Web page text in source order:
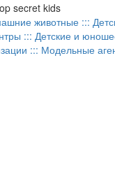
secret kids
животные :::
::: Детские и
::: Модельные